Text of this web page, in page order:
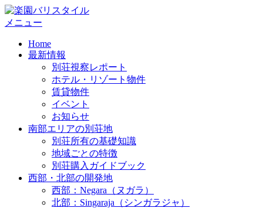
コ
ン
メニュー
Home
最新情報
別荘視察レポート
ホテル・リゾート物件
賃貸物件
イベント
お知らせ
南部エリアの別荘地
別荘所有の基礎知識
地域ごとの特徴
別荘購入ガイドブック
西部・北部の開発地
西部：Negara（ヌガラ）
北部：Singaraja（シンガラジャ）